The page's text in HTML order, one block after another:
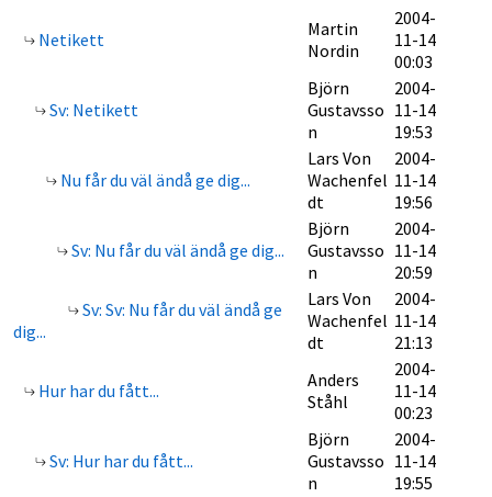
Netikett
Martin
Nordin
2004-
11-14
00:03
Sv: Netikett
Björn
Gustavsso
n
2004-
11-14
19:53
Nu får du väl ändå ge dig...
Lars Von
Wachenfel
dt
2004-
11-14
19:56
Sv: Nu får du väl ändå ge dig...
Björn
Gustavsso
n
2004-
11-14
20:59
Sv: Sv: Nu får du väl ändå ge
dig...
Lars Von
Wachenfel
dt
2004-
11-14
21:13
Hur har du fått...
Anders
Ståhl
2004-
11-14
00:23
Sv: Hur har du fått...
Björn
Gustavsso
n
2004-
11-14
19:55